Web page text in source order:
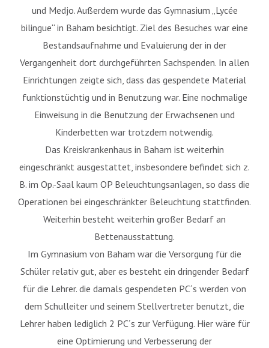
und Medjo. Außerdem wurde das Gymnasium „Lycée
bilingue“ in Baham besichtigt. Ziel des Besuches war eine
Bestandsaufnahme und Evaluierung der in der
Vergangenheit dort durchgeführten Sachspenden. In allen
Einrichtungen zeigte sich, dass das gespendete Material
funktionstüchtig und in Benutzung war. Eine nochmalige
Einweisung in die Benutzung der Erwachsenen und
Kinderbetten war trotzdem notwendig.
Das Kreiskrankenhaus in Baham ist weiterhin
eingeschränkt ausgestattet, insbesondere befindet sich z.
B. im Op.-Saal kaum OP Beleuchtungsanlagen, so dass die
Operationen bei eingeschränkter Beleuchtung stattfinden.
Weiterhin besteht weiterhin großer Bedarf an
Bettenausstattung.
Im Gymnasium von Baham war die Versorgung für die
Schüler relativ gut, aber es besteht ein dringender Bedarf
für die Lehrer. die damals gespendeten PC´s werden von
dem Schulleiter und seinem Stellvertreter benutzt, die
Lehrer haben lediglich 2 PC´s zur Verfügung. Hier wäre für
eine Optimierung und Verbesserung der